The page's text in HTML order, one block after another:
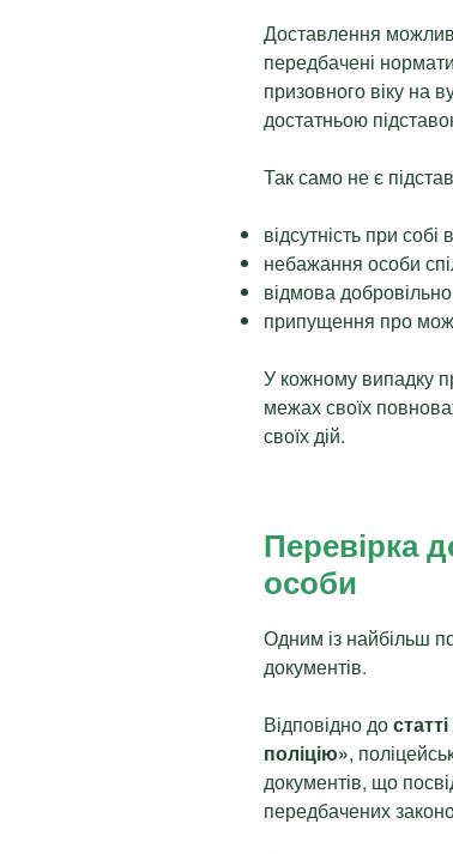
Доставлення
передбачені
призовного віку на
достатньою
Так само не є
відсутність при
небажання особи
відмова
припущення про
У кожному випадку
межах своїх
своїх дій.
Перевірка
особи
Одним із найбільш
документів.
Відповідно до
поліцію»,
документів, що
передбачених